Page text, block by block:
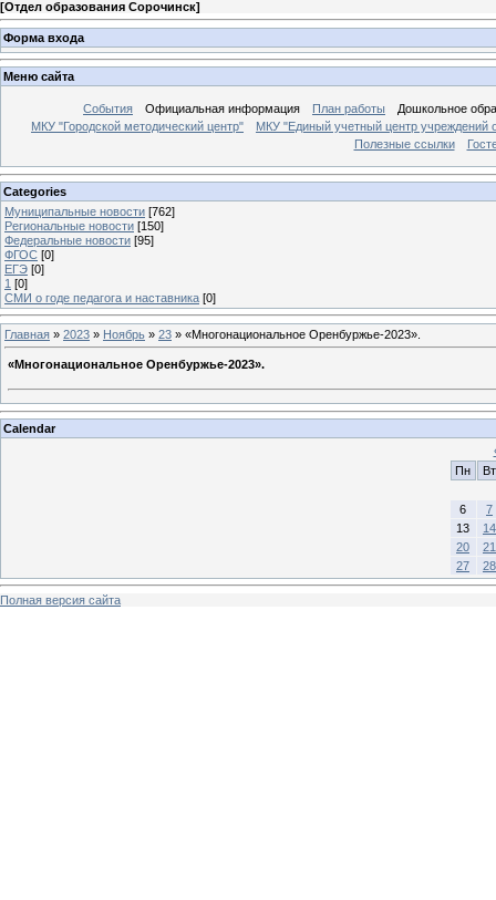
[Отдел образования Сорочинск]
Форма входа
Меню сайта
События Официальная информация План работы
Дошкольное
МКУ "Городской методический центр"
МКУ "Единый учетный центр учреждений
Полезные ссылки
Categories
Муниципальные новости [762]
Региональные новости [150]
Федеральные новости [95]
ФГОС [0]
ЕГЭ [0]
1 [0]
СМИ о годе педагога и наставника [0]
Главная » 2023 » Ноябрь » 23 » «Многонациональное Оренбуржье-2023».
«Многонациональное Оренбуржье-2023».
Calendar
Пн
Вт
6
7
13
14
20
21
27
28
Полная версия сайта